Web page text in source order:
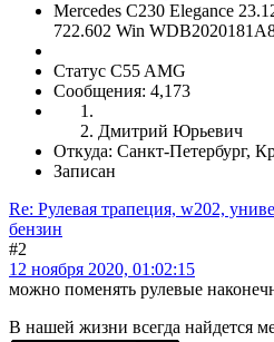
Mercedes C230 Elegance
722.602 Win
Статус C55 AMG
Сообщения: 4,173
Дмитрий Юрьевич
Откуда: Санкт-Петербург,
Записан
Re: Рулевая трапеция, w202,
бензин
#2
12 ноября 2020, 01:02:15
можно поменять рулевые
В нашей жизни всегда найдется